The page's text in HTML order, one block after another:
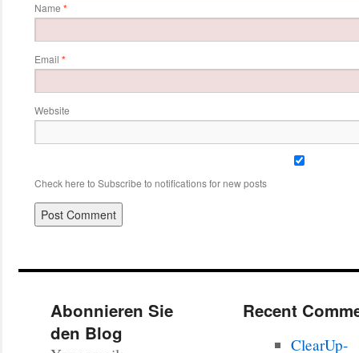
Name *
Email *
Website
Check here to Subscribe to notifications for new posts
Abonnieren Sie
den Blog
Recent
ClearUp-